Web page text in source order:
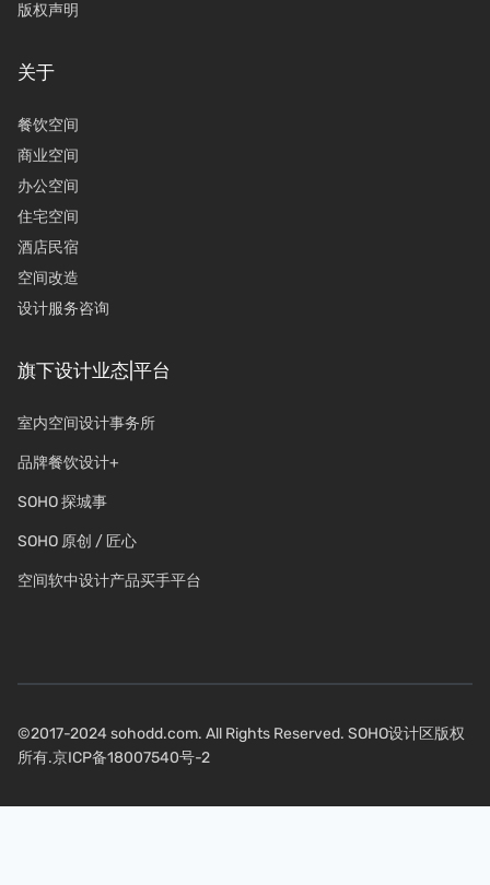
版权声明
关于
餐饮空间
商业空间
办公空间
住宅空间
酒店民宿
空间改造
设计服务咨询
旗下设计业态|平台
室内空间设计事务所
品牌餐饮设计+
SOHO 探城事
SOHO 原创 / 匠心
空间软中设计产品买手平台
©2017-2024 sohodd.com. All Rights Reserved. SOHO设计区版权
所有.京ICP备18007540号-2